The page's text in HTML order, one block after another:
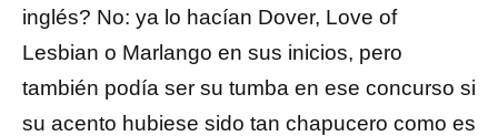
inglés? No: ya lo hacían Dover, Love of
Lesbian o Marlango en sus inicios, pero
también podía ser su tumba en ese concurso si
su acento hubiese sido tan chapucero como es